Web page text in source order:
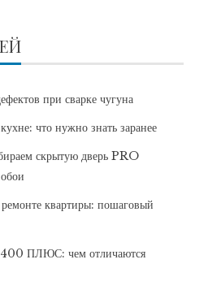
при сварке чугуна
что нужно знать заранее
скрытую дверь PRO
квартиры: пошаговый
ПЛЮС: чем отличаются